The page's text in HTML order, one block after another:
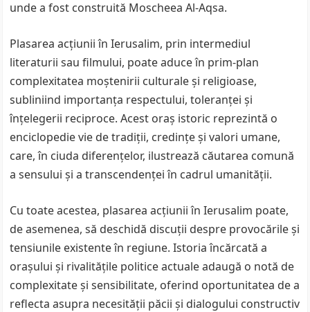
unde a fost construită Moscheea Al-Aqsa.
Plasarea acțiunii în Ierusalim, prin intermediul
literaturii sau filmului, poate aduce în prim-plan
complexitatea moștenirii culturale și religioase,
subliniind importanța respectului, toleranței și
înțelegerii reciproce. Acest oraș istoric reprezintă o
enciclopedie vie de tradiții, credințe și valori umane,
care, în ciuda diferențelor, ilustrează căutarea comună
a sensului și a transcendenței în cadrul umanității.
Cu toate acestea, plasarea acțiunii în Ierusalim poate,
de asemenea, să deschidă discuții despre provocările și
tensiunile existente în regiune. Istoria încărcată a
orașului și rivalitățile politice actuale adaugă o notă de
complexitate și sensibilitate, oferind oportunitatea de a
reflecta asupra necesității păcii și dialogului constructiv